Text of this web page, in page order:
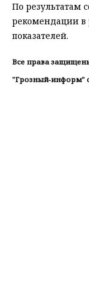
По результатам
рекомендации в
показателей.
Все права
"Грозный-информ"